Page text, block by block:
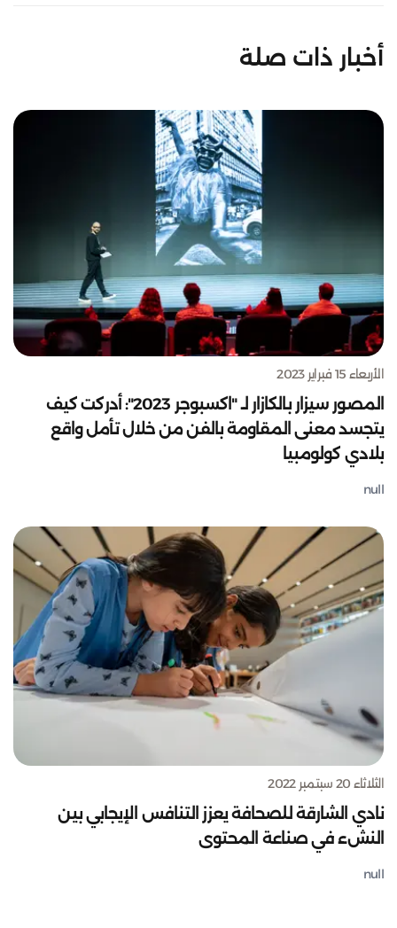
أخبار ذات صلة
الأربعاء 15 فبراير 2023
المصور سيزار بالكازار لـ "اكسبوجر 2023": أدركت كيف
يتجسد معنى المقاومة بالفن من خلال تأمل واقع
بلادي كولومبيا
null
الثلاثاء 20 سبتمبر 2022
نادي الشارقة للصحافة يعزز التنافس الإيجابي بين
النشء في صناعة المحتوى
null